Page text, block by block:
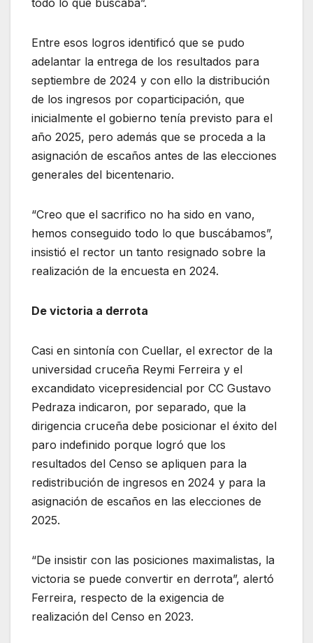
todo lo que buscaba”.
Entre esos logros identificó que se pudo
adelantar la entrega de los resultados para
septiembre de 2024 y con ello la distribución
de los ingresos por coparticipación, que
inicialmente el gobierno tenía previsto para el
año 2025, pero además que se proceda a la
asignación de escaños antes de las elecciones
generales del bicentenario.
“Creo que el sacrifico no ha sido en vano,
hemos conseguido todo lo que buscábamos”,
insistió el rector un tanto resignado sobre la
realización de la encuesta en 2024.
De victoria a derrota
Casi en sintonía con Cuellar, el exrector de la
universidad cruceña Reymi Ferreira y el
excandidato vicepresidencial por CC Gustavo
Pedraza indicaron, por separado, que la
dirigencia cruceña debe posicionar el éxito del
paro indefinido porque logró que los
resultados del Censo se apliquen para la
redistribución de ingresos en 2024 y para la
asignación de escaños en las elecciones de
2025.
“De insistir con las posiciones maximalistas, la
victoria se puede convertir en derrota”, alertó
Ferreira, respecto de la exigencia de
realización del Censo en 2023.